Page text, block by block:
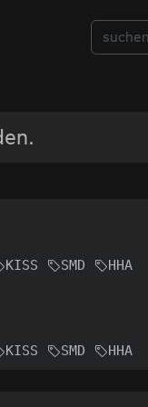
KISS SMD HHA
KISS SMD HHA